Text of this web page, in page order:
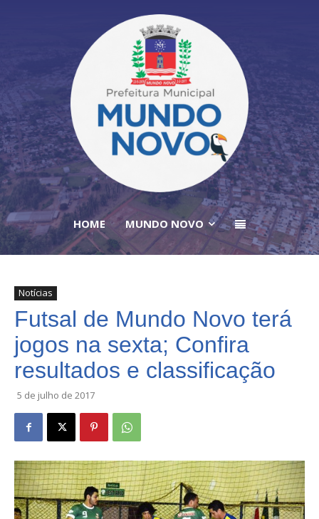
HOME MUNDO NOVO
Notícias
Futsal de Mundo Novo terá
jogos na sexta; Confira
resultados e classificação
5 de julho de 2017